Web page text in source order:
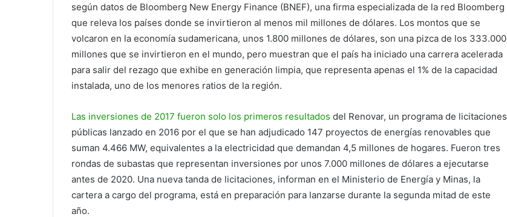
según datos de Bloomberg New Energy Finance (BNEF), una firma especializada de la red Bloomberg
que releva los países donde se invirtieron al menos mil millones de dólares. Los montos que se
volcaron en la economía sudamericana, unos 1.800 millones de dólares, son una pizca de los 333.000
millones que se invirtieron en el mundo, pero muestran que el país ha iniciado una carrera acelerada
para salir del rezago que exhibe en generación limpia, que representa apenas el 1% de la capacidad
instalada, uno de los menores ratios de la región.
Las inversiones de 2017 fueron solo los primeros resultados del Renovar, un programa de licitaciones
públicas lanzado en 2016 por el que se han adjudicado 147 proyectos de energías renovables que
suman 4.466 MW, equivalentes a la electricidad que demandan 4,5 millones de hogares. Fueron tres
rondas de subastas que representan inversiones por unos 7.000 millones de dólares a ejecutarse
antes de 2020. Una nueva tanda de licitaciones, informan en el Ministerio de Energía y Minas, la
cartera a cargo del programa, está en preparación para lanzarse durante la segunda mitad de este
año.